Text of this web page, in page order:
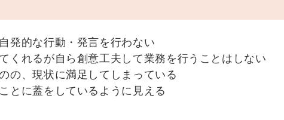
発的な行動・発言を行わない
くれるが自ら創意工夫して業務を行うことはしない
の、現状に満足してしまっている
とに蓋をしているように見える